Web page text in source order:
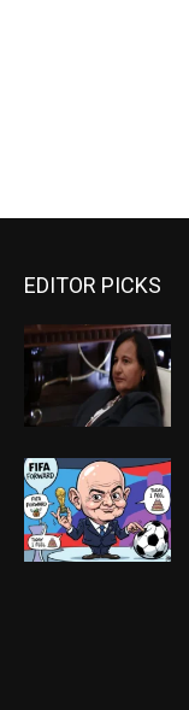
EDITOR PICKS